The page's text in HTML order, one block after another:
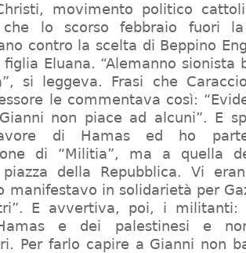
movimento politico
che lo scorso febbraio fuori
contro la scelta di Beppino
Eluana. “Alemanno sionista
si leggeva. Frasi che
le commentava così:
non piace ad alcuni”. E
di Hamas ed ho
di “Militia”, ma a quella
della Repubblica. Vi
manifestavo in solidarietà per
E avvertiva, poi, i militanti:
e dei palestinesi e
Per farlo capire a Gianni non